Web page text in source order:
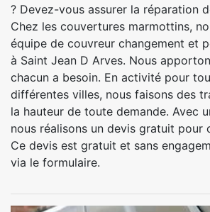
? Devez-vous assurer la réparation
Chez les couvertures marmottins,
équipe de couvreur changement et
à Saint Jean D Arves. Nous
chacun a besoin. En activité pour
différentes villes, nous faisons des
la hauteur de toute demande. Avec
nous réalisons un devis gratuit pour
Ce devis est gratuit et sans
via le formulaire.